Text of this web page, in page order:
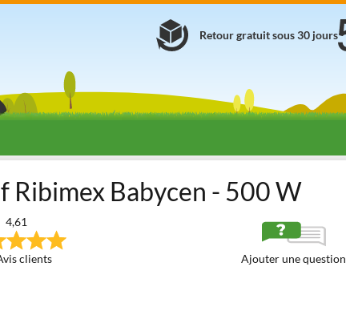
Retour gratuit sous 30 jours
Babycen - 500 W
4,61
clients Ajouter une question